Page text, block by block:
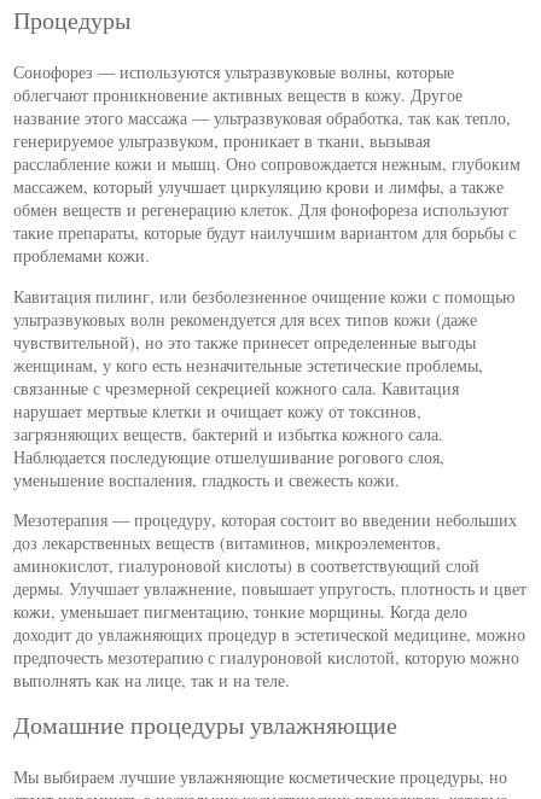
Процедуры
Сонофорез — используются ультразвуковые волны, которые
облегчают проникновение активных веществ в кожу. Другое
название этого массажа — ультразвуковая обработка, так как тепло,
генерируемое ультразвуком, проникает в ткани, вызывая
расслабление кожи и мышц. Оно сопровождается нежным, глубоким
массажем, который улучшает циркуляцию крови и лимфы, а также
обмен веществ и регенерацию клеток. Для фонофореза используют
такие препараты, которые будут наилучшим вариантом для борьбы с
проблемами кожи.
Кавитация пилинг, или безболезненное очищение кожи с помощью
ультразвуковых волн рекомендуется для всех типов кожи (даже
чувствительной), но это также принесет определенные выгоды
женщинам, у кого есть незначительные эстетические проблемы,
связанные с чрезмерной секрецией кожного сала. Кавитация
нарушает мертвые клетки и очищает кожу от токсинов,
загрязняющих веществ, бактерий и избытка кожного сала.
Наблюдается последующие отшелушивание рогового слоя,
уменьшение воспаления, гладкость и свежесть кожи.
Мезотерапия — процедуру, которая состоит во введении небольших
доз лекарственных веществ (витаминов, микроэлементов,
аминокислот, гиалуроновой кислоты) в соответствующий слой
дермы. Улучшает увлажнение, повышает упругость, плотность и цвет
кожи, уменьшает пигментацию, тонкие морщины. Когда дело
доходит до увлажняющих процедур в эстетической медицине, можно
предпочесть мезотерапию с гиалуроновой кислотой, которую можно
выполнять как на лице, так и на теле.
Домашние процедуры увлажняющие
Мы выбираем лучшие увлажняющие косметические процедуры, но